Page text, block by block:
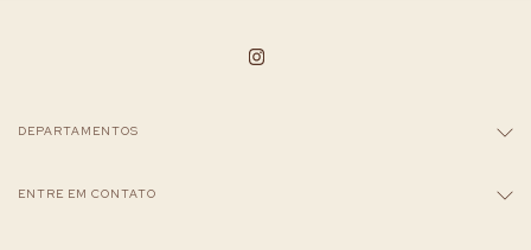
DEPARTAMENTOS
ENTRE EM CONTATO